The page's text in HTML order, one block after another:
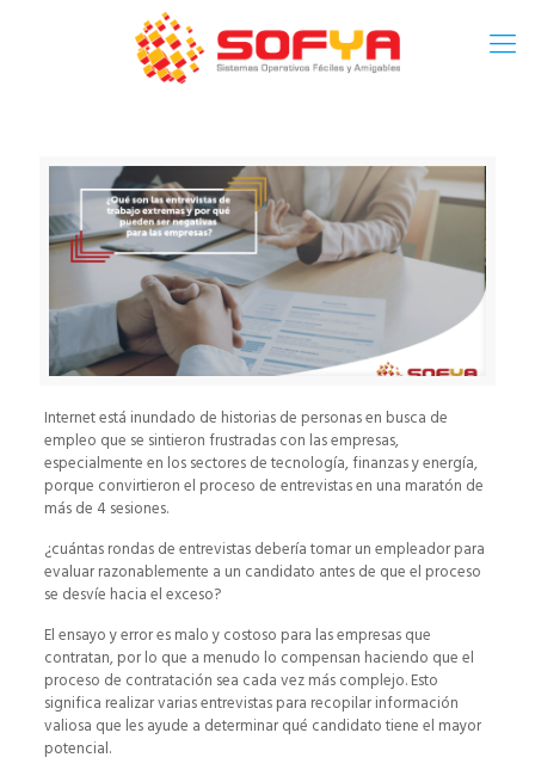
Internet está inundado de historias de personas en busca de
empleo que se sintieron frustradas con las empresas,
especialmente en los sectores de tecnología, finanzas y energía,
porque convirtieron el proceso de entrevistas en una maratón de
más de 4 sesiones.
¿cuántas rondas de entrevistas debería tomar un empleador para
evaluar razonablemente a un candidato antes de que el proceso
se desvíe hacia el exceso?
El ensayo y error es malo y costoso para las empresas que
contratan, por lo que a menudo lo compensan haciendo que el
proceso de contratación sea cada vez más complejo. Esto
significa realizar varias entrevistas para recopilar información
valiosa que les ayude a determinar qué candidato tiene el mayor
potencial.